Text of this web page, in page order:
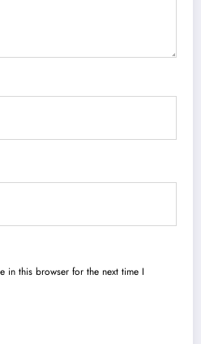
in this browser for the next time I